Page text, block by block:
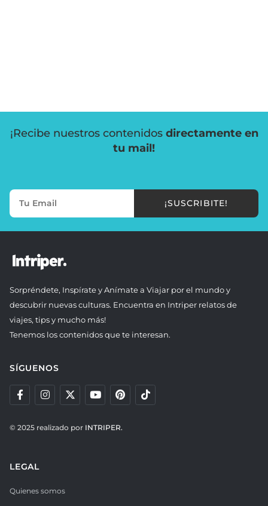
¡Recibe nuestros contenidos directamente en
tu mail!
¡SUSCRIBITE!
Sorpréndete, Inspírate y Anímate a Viajar por el mundo y
descubrir nuevas culturas. Encuentra en Intriper relatos de
viajes, tips y mucho más!
Tenemos los contenidos que te interesan.
SÍGUENOS
© 2025 realizado por INTRIPER.
LEGAL
Quienes somos